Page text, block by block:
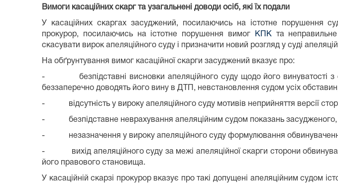
Вимоги касаційних скарг та узагальнені доводи осіб, які їх подали
У касаційних скаргах засуджений, посилаючись на істотне порушення
прокурор, посилаючись на істотне порушення вимог
КПК та неправильне
скасувати вирок апеляційного суду і призначити новий розгляд у суді
На обґрунтування вимог касаційної скарги засуджений вказує про:
- безпідставні висновки апеляційного суду щодо його винуватості з
беззаперечно доводять його вину в ДТП, невстановлення судом усіх
- відсутність у вироку апеляційного суду мотивів неприйняття версії
- безпідставне неврахування апеляційним судом показань засудженого,
- незазначення у вироку апеляційного суду формулювання
- вихід апеляційного суду за межі апеляційної скарги сторони
його правового становища.
У касаційній скарзі прокурор вказує про такі допущені апеляційним судом